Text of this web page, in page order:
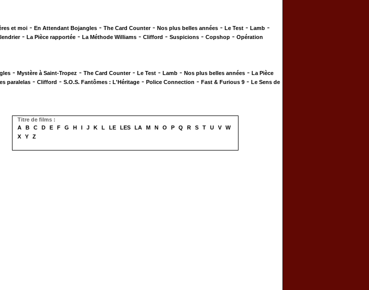
et moi - En Attendant Bojangles - The Card Counter- Nos plus belles années - Le Test - Lamb -
- La Pièce rapportée - La Méthode Williams - Clifford - Suspicions - Copshop - Opération
- Mystère à Saint-Tropez - The Card Counter- Le Test - Lamb - Nos plus belles années - La Pièce
paralelas - Clifford - S.O.S. Fantômes : L'Héritage - Police Connection - Fast & Furious 9 - Le Sens de
Titre de films :
A
B C D E F G H I J K L LE LES LA M N O P Q R S T U V
W
X
Y Z